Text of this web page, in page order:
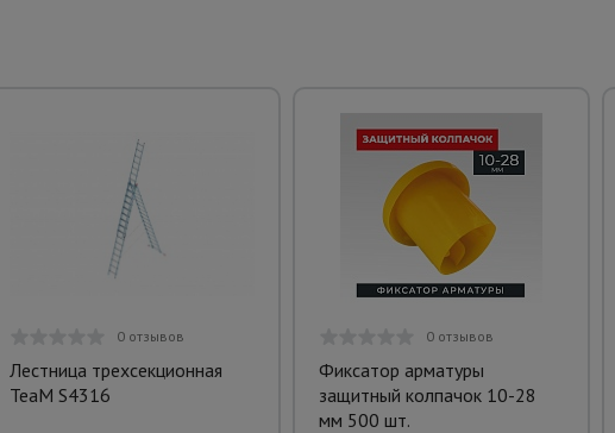
0 отзывов
Лестница трехсекционная
TeaM S4316
0 отзывов
Фиксатор арматуры
защитный колпачок 10-28
мм 500 шт.